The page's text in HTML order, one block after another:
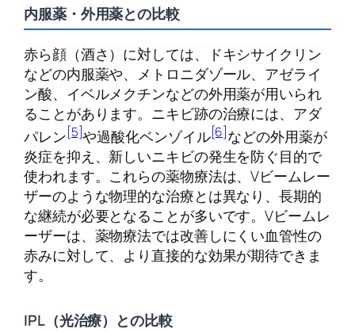
内服薬・外用薬との比較
赤ら顔（酒さ）に対しては、ドキシサイクリン
などの内服薬や、メトロニダゾール、アゼライ
ン酸、イベルメクチンなどの外用薬が用いられ
ることがあります。ニキビ跡の治療には、アダ
パレン[5]や過酸化ベンゾイル[6]などの外用薬が
炎症を抑え、新しいニキビの発生を防ぐ目的で
使われます。これらの薬物療法は、Vビームレー
ザーのような物理的な治療とは異なり、長期的
な継続が必要となることが多いです。Vビームレ
ーザーは、薬物療法では改善しにくい血管性の
赤みに対して、より直接的な効果が期待できま
す。
IPL（光治療）との比較